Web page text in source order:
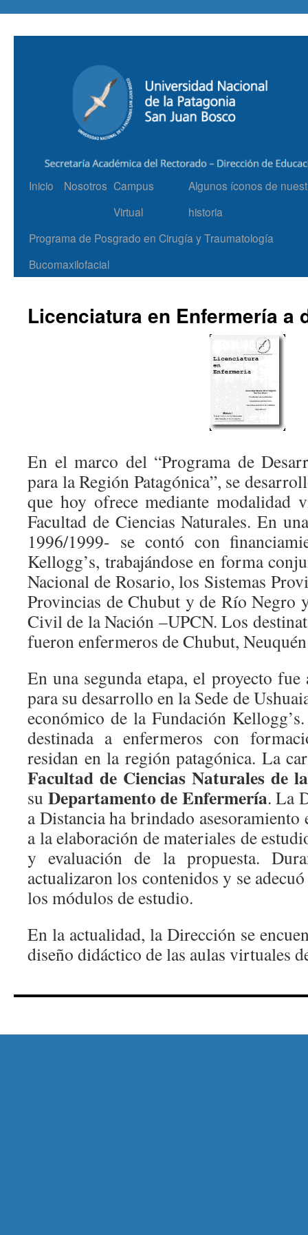
Inicio Nosotros Campus
Virtual
Algunos íconos de
historia
Programa de Posgrado en Cirugía y Traumatología
Bucomaxilofacial
Licenciatura en Enfermería a
En el marco del “Programa de
para la Región Patagónica”, se
que hoy ofrece mediante modalidad
Facultad de Ciencias Naturales. En
1996/1999- se contó con
Kellogg’s, trabajándose en forma
Nacional de Rosario, los Sistemas
Provincias de Chubut y de Río Negro
Civil de la Nación –UPCN. Los
fueron enfermeros de Chubut,
En una segunda etapa, el proyecto
para su desarrollo en la Sede de
económico de la Fundación
destinada a enfermeros con
residan en la región patagónica. La
Facultad de Ciencias Naturales de
su Departamento de Enfermería. La
a Distancia ha brindado asesoramiento
a la elaboración de materiales de
y evaluación de la propuesta.
actualizaron los contenidos y se
los módulos de estudio.
En la actualidad, la Dirección se
diseño didáctico de las aulas virtuales